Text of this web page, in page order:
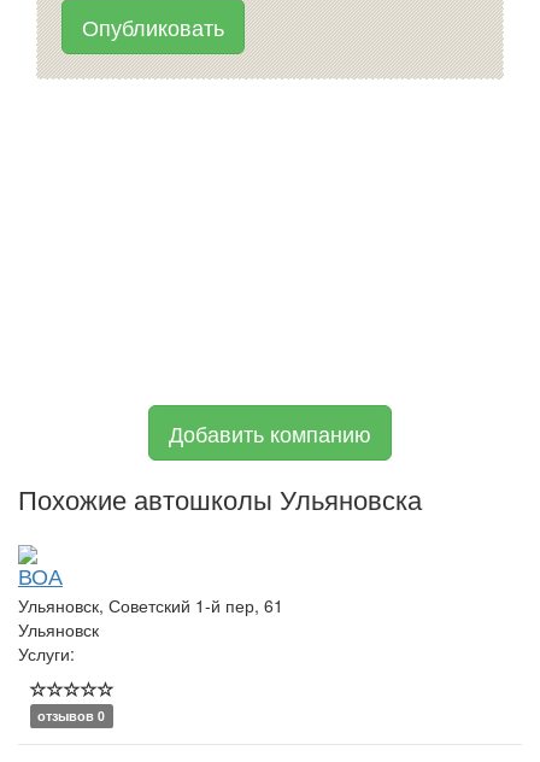
Опубликовать
Добавить компанию
Похожие автошколы Ульяновска
ВОА
Ульяновск, Советский 1-й пер, 61
Ульяновск
Услуги:
отзывов 0